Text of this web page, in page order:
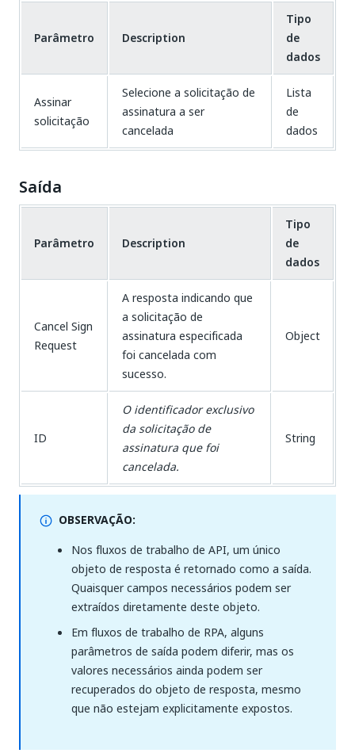
Parâmetro Description
Tipo
de
dados
Assinar
solicitação
Selecione a solicitação de
assinatura a ser
cancelada
Lista
de
dados
Saída
Parâmetro Description
Tipo
de
dados
Cancel Sign
Request
A resposta indicando que
a solicitação de
assinatura especificada
foi cancelada com
sucesso.
Object
ID
O identificador exclusivo
da solicitação de
assinatura que foi
cancelada.
String
OBSERVAÇÃO:
Nos fluxos de trabalho de API, um único
objeto de resposta é retornado como a saída.
Quaisquer campos necessários podem ser
extraídos diretamente deste objeto.
Em fluxos de trabalho de RPA, alguns
parâmetros de saída podem diferir, mas os
valores necessários ainda podem ser
recuperados do objeto de resposta, mesmo
que não estejam explicitamente expostos.